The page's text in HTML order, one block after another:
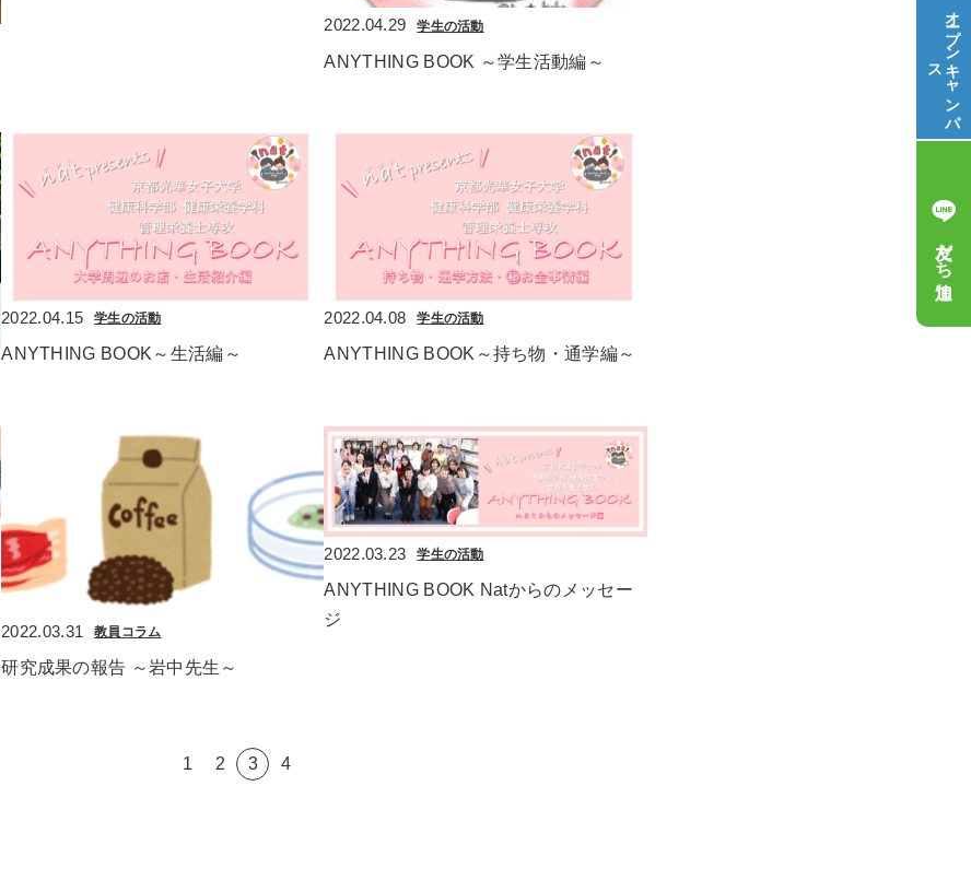
2022.04.29 学生の活動
ANYTHING BOOK ～学生活動編～
2022.04.15 学生の活動
ANYTHING BOOK～生活編～
2022.04.08 学生の活動
ANYTHING BOOK～持ち物・通学編～
2022.03.31 教員コラム
研究成果の報告 ～岩中先生～
2022.03.23 学生の活動
ANYTHING BOOK Natからのメッセー
ジ
1 2 3 4
オープン
キ
ャ
ン
パ
ス
友だち追加